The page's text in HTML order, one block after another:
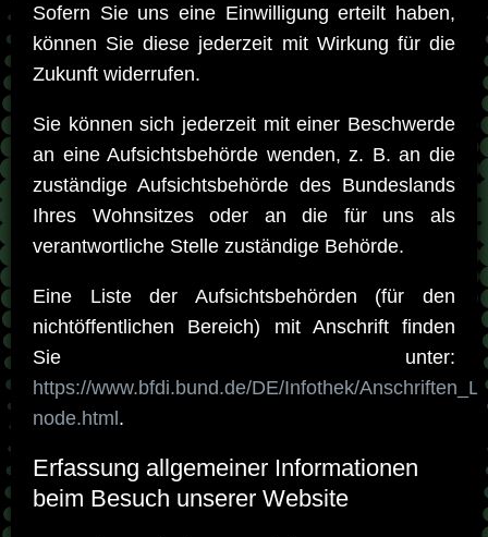
Sofern Sie uns eine Einwilligung erteilt haben,
können Sie diese jederzeit mit Wirkung für die
Zukunft widerrufen.
Sie können sich jederzeit mit einer Beschwerde
an eine Aufsichtsbehörde wenden, z. B. an die
zuständige Aufsichtsbehörde des Bundeslands
Ihres Wohnsitzes oder an die für uns als
verantwortliche Stelle zuständige Behörde.
Eine Liste der Aufsichtsbehörden (für den
nichtöffentlichen Bereich) mit Anschrift finden
Sie unter:
https://www.bfdi.bund.de/DE/Infothek/
node.html.
Erfassung allgemeiner Informationen
beim Besuch unserer Website